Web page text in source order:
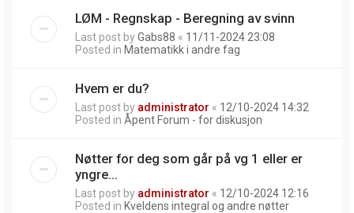
LØM - Regnskap - Beregning av svinn
Last post byGabs88 « 11/11-2024 23:08
Posted in Matematikk i andre fag
Hvem er du?
Last post by administrator « 12/10-2024 14:32
Posted in Åpent Forum - for diskusjon
Nøtter for deg som går på vg 1 eller er
yngre...
Last post by administrator « 12/10-2024 12:16
Posted in Kveldens integral og andre nøtter